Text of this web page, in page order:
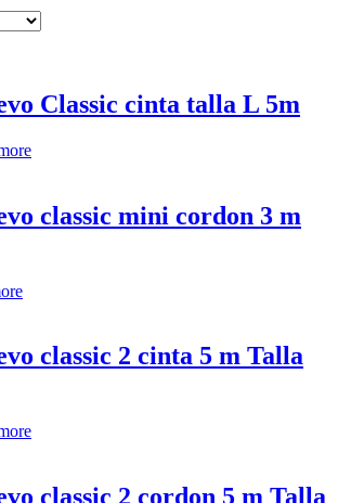
Classic cinta talla L 5m
classic mini cordon 3 m
classic 2 cinta 5 m Talla
classic 2 cordon 5 m Talla